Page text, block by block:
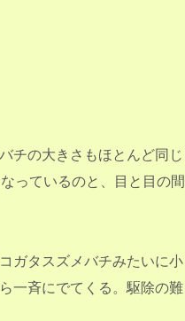
チの大きさもほとんど同じ
っているのと、目と目の間
ガタスズメバチみたいに小
一斉にでてくる。駆除の難